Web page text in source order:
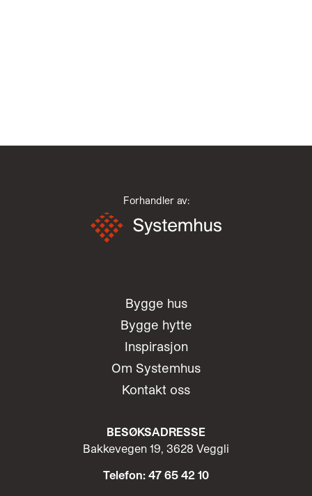
Forhandler av:
Bygge hus
Bygge hytte
Inspirasjon
Om Systemhus
Kontakt oss
BESØKSADRESSE
Bakkevegen 19, 3628 Veggli
Telefon: 47 65 42 10